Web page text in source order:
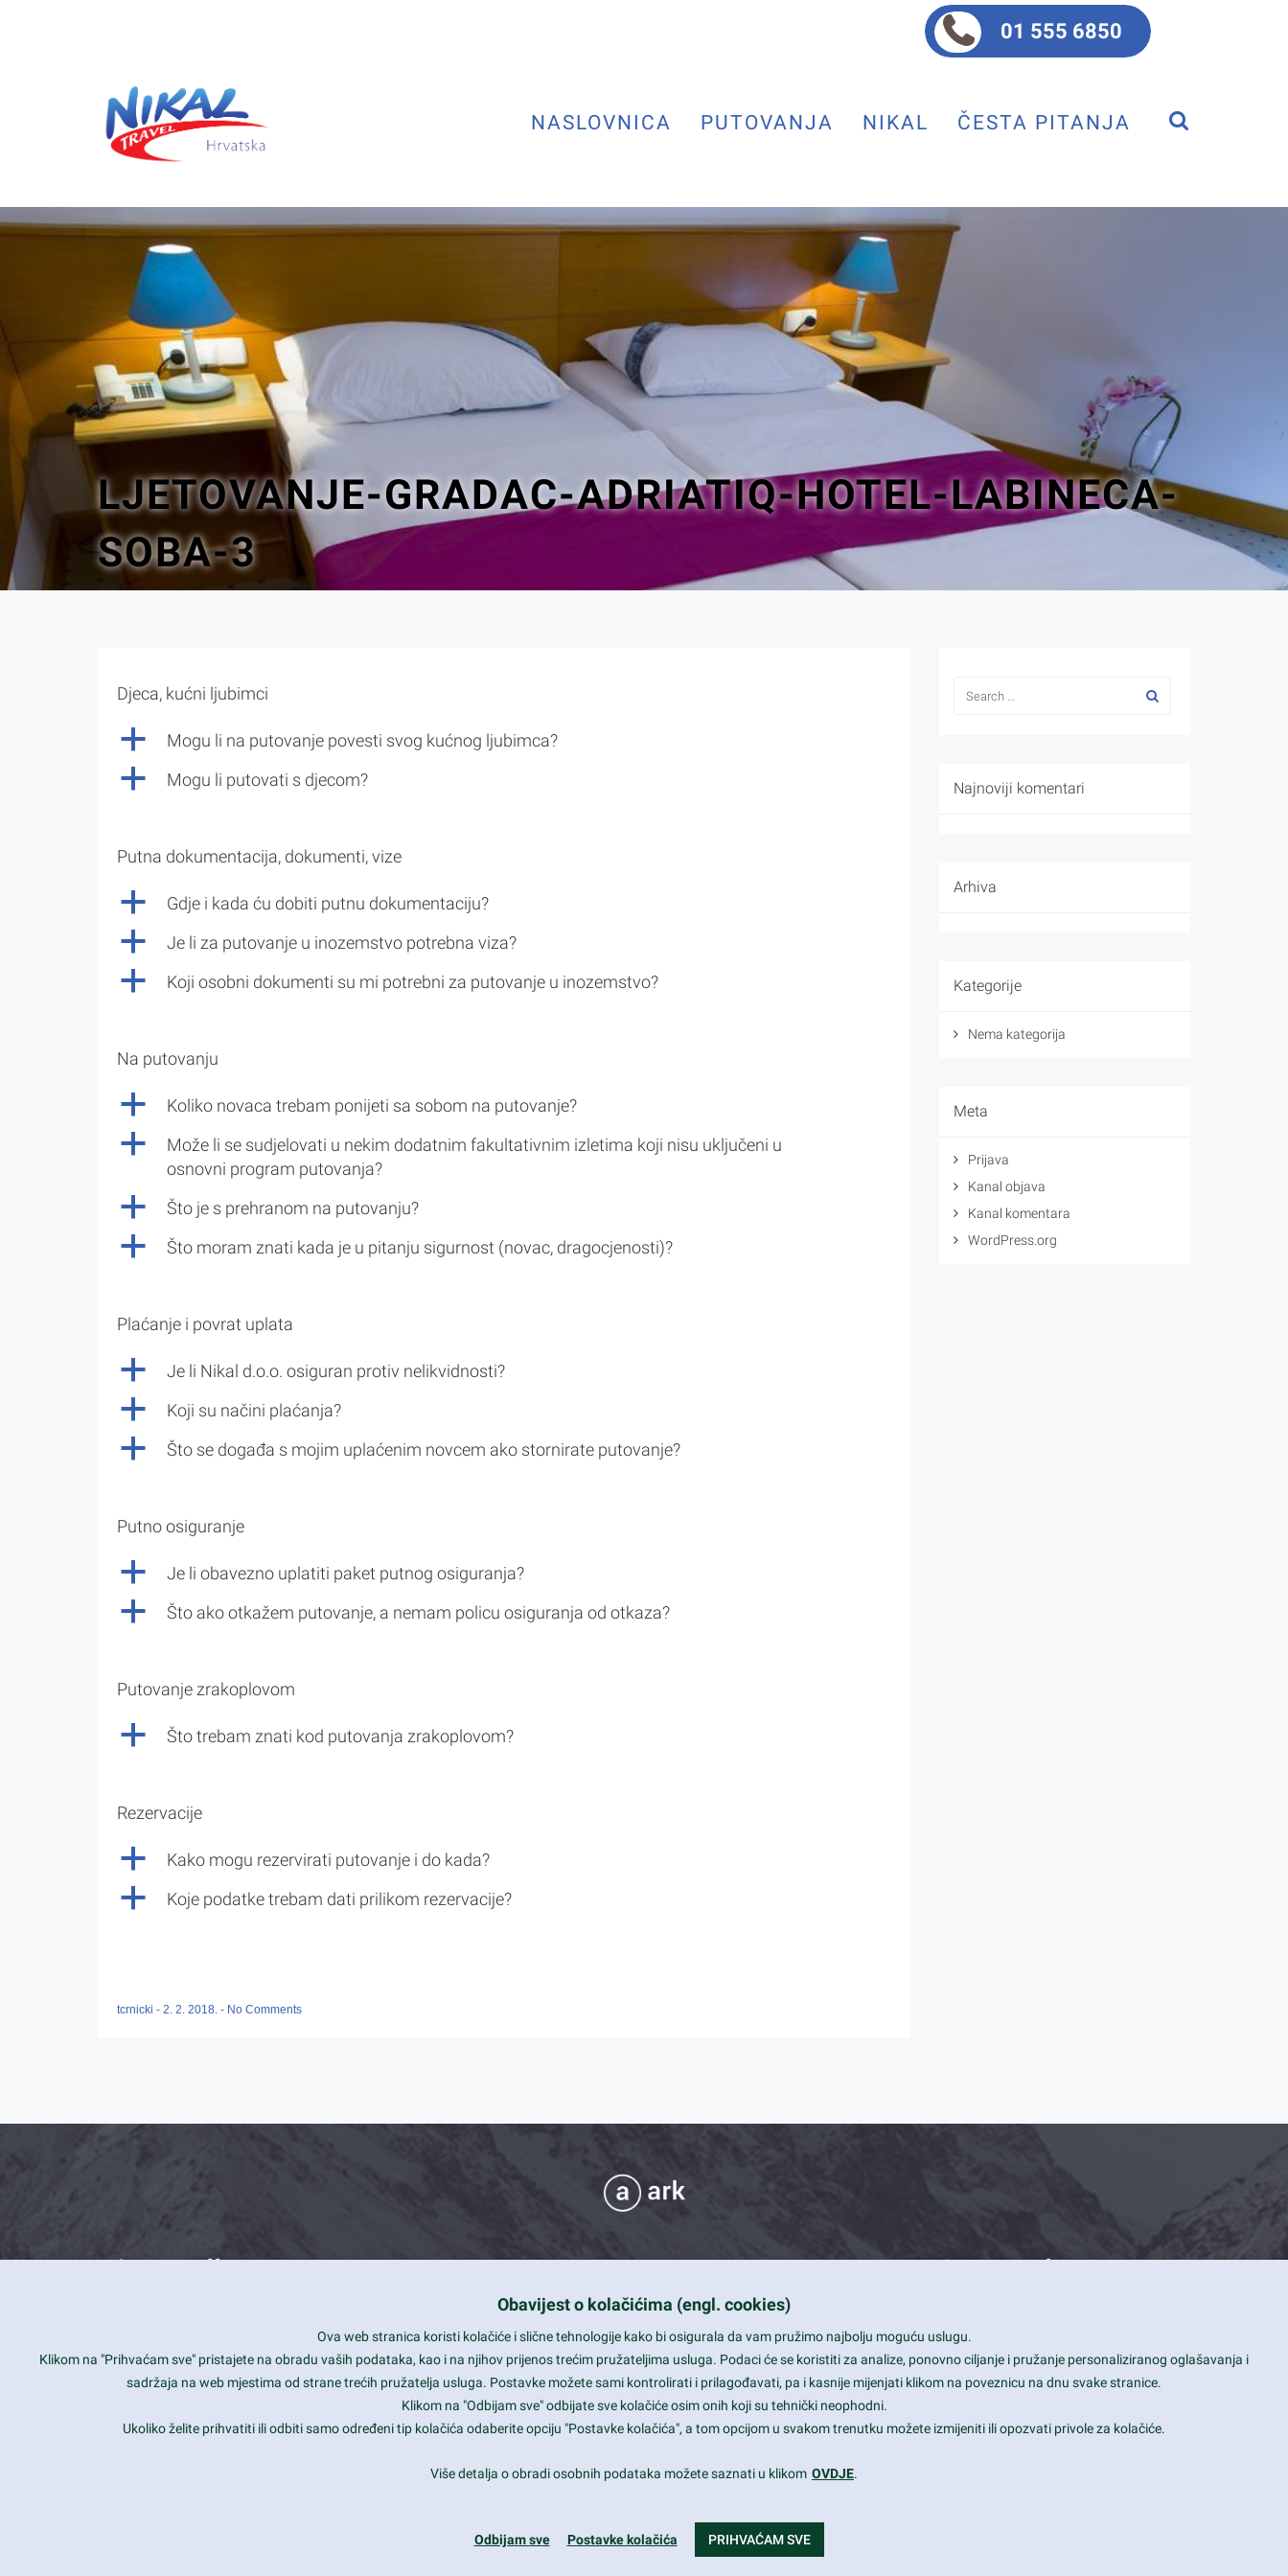
01 555 6850
NASLOVNICA PUTOVANJA NIKAL ČESTA PITANJA
LJETOVANJE-GRADAC-ADRIATIQ-HOTEL-LABINECA-
SOBA-3
Djeca, kućni ljubimci
a Mogu li na putovanje povesti svog kućnog ljubimca?
a Mogu li putovati s djecom?
Putna dokumentacija, dokumenti, vize
a Gdje i kada ću dobiti putnu dokumentaciju?
a Je li za putovanje u inozemstvo potrebna viza?
a Koji osobni dokumenti su mi potrebni za putovanje u inozemstvo?
Na putovanju
a Koliko novaca trebam ponijeti sa sobom na putovanje?
a
Može li se sudjelovati u nekim dodatnim fakultativnim izletima koji nisu uključeni u
osnovni program putovanja?
a Što je s prehranom na putovanju?
a Što moram znati kada je u pitanju sigurnost (novac, dragocjenosti)?
Plaćanje i povrat uplata
a Je li Nikal d.o.o. osiguran protiv nelikvidnosti?
a Koji su načini plaćanja?
a Što se događa s mojim uplaćenim novcem ako stornirate putovanje?
Putno osiguranje
a Je li obavezno uplatiti paket putnog osiguranja?
a Što ako otkažem putovanje, a nemam policu osiguranja od otkaza?
Putovanje zrakoplovom
a Što trebam znati kod putovanja zrakoplovom?
Rezervacije
a Kako mogu rezervirati putovanje i do kada?
a Koje podatke trebam dati prilikom rezervacije?
tcrnicki - 2. 2. 2018. - No Comments
Najnoviji komentari
Arhiva
Kategorije
Nema kategorija
Meta
Prijava
Kanal objava
Kanal komentara
WordPress.org
What we offer
Is your website user friendly?
Ark offers weekly stunning designs.
Why our customers love Ark?
Smart and beautiful design
Unlimited Eelements
Mobile ready
Contact Info
View, CA 94043
+1 650-253-0000
Daily: 9:00 am - 6:00 pm
Obavijest o kolačićima (engl. cookies)
Ova web stranica koristi kolačiće i slične tehnologije kako bi osigurala da vam pružimo najbolju moguću uslugu.
Klikom na "Prihvaćam sve" pristajete na obradu vaših podataka, kao i na njihov prijenos trećim pružateljima usluga. Podaci će se koristiti za analize, ponovno ciljanje i pružanje personaliziranog oglašavanja i
sadržaja na web mjestima od strane trećih pružatelja usluga. Postavke možete sami kontrolirati i prilagođavati, pa i kasnije mijenjati klikom na poveznicu na dnu svake stranice.
Klikom na "Odbijam sve" odbijate sve kolačiće osim onih koji su tehnički neophodni.
Ukoliko želite prihvatiti ili odbiti samo određeni tip kolačića odaberite opciju "Postavke kolačića", a tom opcijom u svakom trenutku možete izmijeniti ili opozvati privole za kolačiće.
Više detalja o obradi osobnih podataka možete saznati u klikom OVDJE.
Odbijam sve Postavke kolačića PRIHVAĆAM SVE